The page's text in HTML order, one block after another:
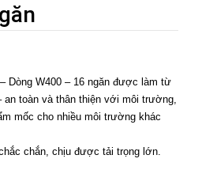
– Dòng W400 – 16 ngăn được làm từ
an toàn và thân thiện với môi trường,
mốc cho nhiều môi trường khác
chắn, chịu được tải trọng lớn.